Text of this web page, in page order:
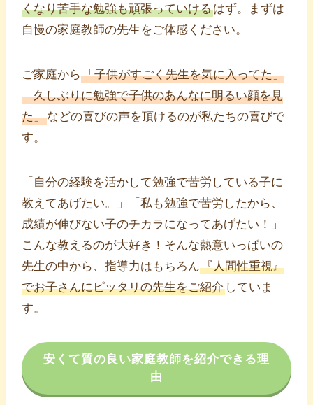
くなり苦手な勉強も頑張っていけるはず。まずは
自慢の家庭教師の先生をご体感ください。
ご家庭から「子供がすごく先生を気に入ってた」
「久しぶりに勉強で子供のあんなに明るい顔を見
た」などの喜びの声を頂けるのが私たちの喜びで
す。
「自分の経験を活かして勉強で苦労している子に
教えてあげたい。」「私も勉強で苦労したから、
成績が伸びない子のチカラになってあげたい！」
こんな教えるのが大好き！そんな熱意いっぱいの
先生の中から、指導力はもちろん『人間性重視』
でお子さんにピッタリの先生をご紹介 していま
す。
安くて質の良い家庭教師を紹介できる理
由